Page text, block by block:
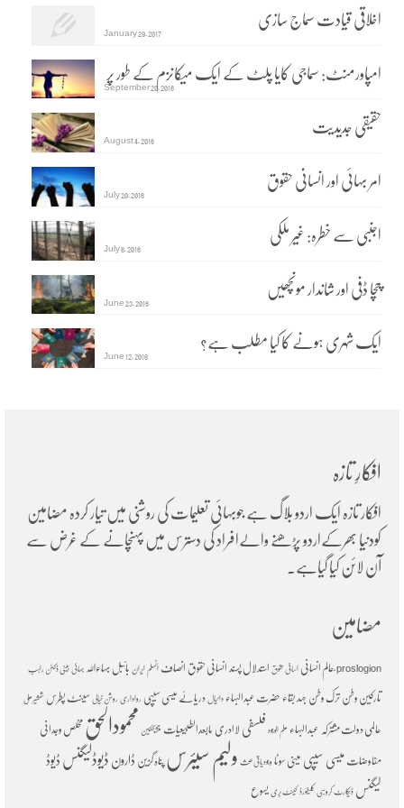
اخلاقی قیادت سماج سازی
January 29, 2017
امپاورمنٹ: سماجی کایا پلٹ کے ایک میکانزم کے طور پر
September 20, 2016
حقیقی جدیدیت
August 4, 2016
امر بہائی اور انسانی حقوق
July 20, 2016
اجنبی سے خطرہ: غیر ملکی
July 6, 2016
چچا ڈفی اور شاندار مونچھیں
June 23, 2016
ایک شہری ہونے کا کیا مطلب ہے؟
June 12, 2016
افکارِ تازہ
افکار تازہ ایک اردو بلاگ ہے جوبہائی تعلیمات کی روشنی میں تیار کردہ مضامین
کودنیا بھرکےاردو پڑھنے والےافراد کی دسترس میں پہنچانے کے غرض سے
آن لائن کیا گیاہے۔
مضامین
proslogion ؑعالم انسانی اسانی حقوق استدلال پسند انسانی حقوق انصاف اَنسلم ایران بائبل بہاءاللہ بہائی بینی ڈکٹن راہب
تارکین وطن ترک وطن جہد بقاء حضرت عبدالبہاء دانیال دریائے میسی سیپی رواداری روشن خیالی سینٹ پطرس شمشیرعلی
عالمی دولت مشترکہ عبدالبہاء علم الوجود فلسفی لاادری مابعدالطبیعیات متشککین محمودالحق مخلص وجدانی
مفاوضات میسی سیپی مینی سوٹا وجودیاتی بحث ولیم سیئرس پناہ گزین ڈارون ڈیوڈلیگنس ڈیوڈ
لیگنس ڈیکارٹ کروسبی کلیفورڈ کینٹ بری یسوع